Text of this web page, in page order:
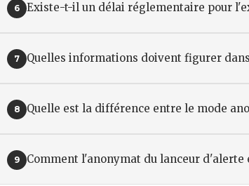
6 Existe-t-il un délai réglementaire pour
7 Quelles informations doivent figurer
8 Quelle est la différence entre le mode
9 Comment l'anonymat du lanceur d'alerte